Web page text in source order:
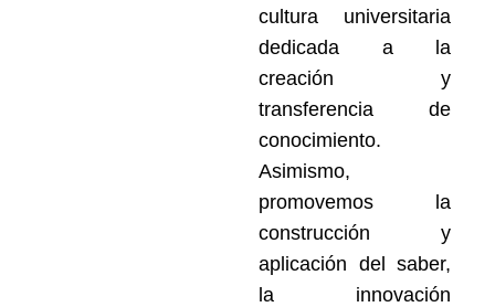
cultura universitaria
dedicada a la
creación y
transferencia de
conocimiento.
Asimismo,
promovemos la
construcción y
aplicación del saber,
la innovación